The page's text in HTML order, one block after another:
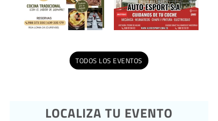
TODOS LOS EVENTOS
LOCALIZA TU EVENTO